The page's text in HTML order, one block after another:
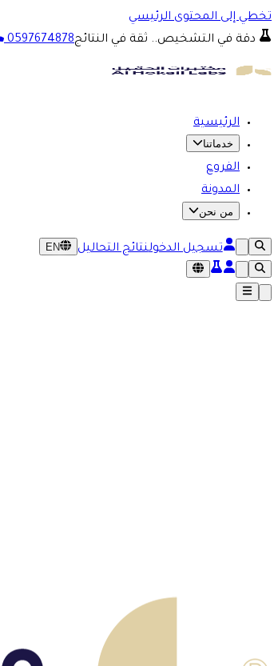
تخطي إلى المحتوى الرئيسي
دقة في التشخيص.. ثقة في النتائج0597674878
الرئيسية
خدماتنا
الفروع
المدونة
من نحن
تسجيل الدخولنتائج التحاليل EN